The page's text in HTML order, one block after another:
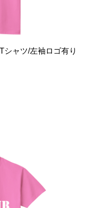
シャツ/左袖ロゴ有り